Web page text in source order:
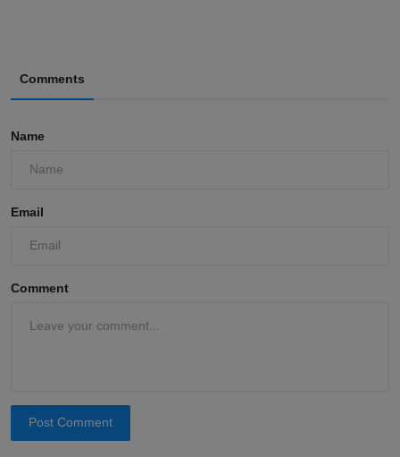
Comments
Name
Email
Comment
Post Comment